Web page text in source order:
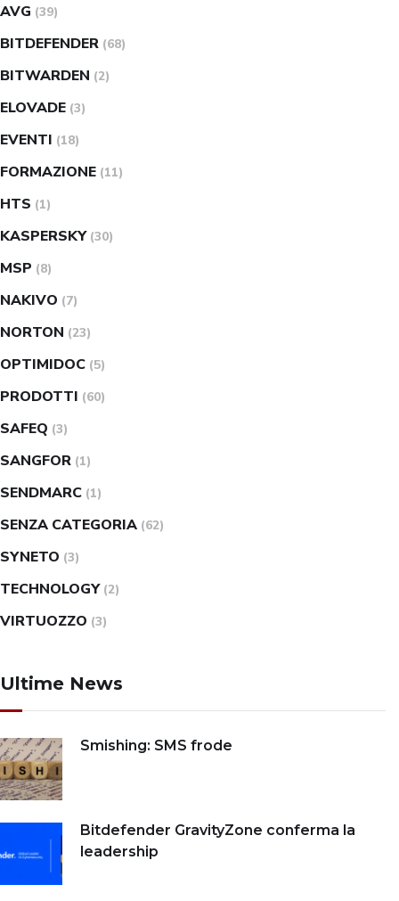
AVG (39)
BITDEFENDER (68)
BITWARDEN (2)
ELOVADE (3)
EVENTI (18)
FORMAZIONE (11)
HTS (1)
KASPERSKY (30)
MSP (8)
NAKIVO (7)
NORTON (23)
OPTIMIDOC (5)
PRODOTTI (60)
SAFEQ (3)
SANGFOR (1)
SENDMARC (1)
SENZA CATEGORIA (62)
SYNETO (3)
TECHNOLOGY (2)
VIRTUOZZO (3)
Ultime News
Smishing: SMS frode
Bitdefender GravityZone conferma la
leadership